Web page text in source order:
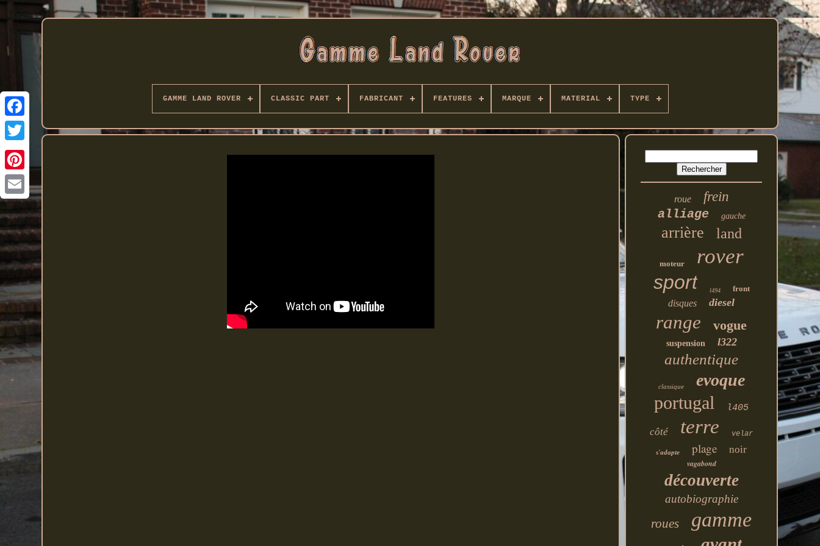
Twitter
GAMME LAND ROVER CLASSIC PART FABRICANT FEATURES MARQUE MATERIAL TYPE
roue frein
alliage gauche
arrière land
moteur rover
sport l494 front
disques diesel
range vogue
suspension l322
authentique
classique evoque
portugal l405
côté terre velar
s'adapte plage noir
vagabond
découverte
autobiographie
roues gamme